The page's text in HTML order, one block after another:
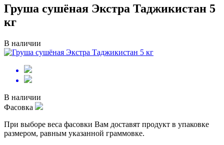
Груша сушёная Экстра Таджикистан 5
кг
В наличии
В наличии
Фасовка
При выборе веса фасовки Вам доставят продукт в упаковке
размером, равным указанной граммовке.